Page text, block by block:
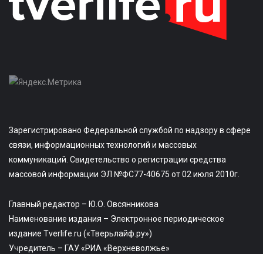
Зарегистрировано Федеральной службой по надзору в сфере
связи, информационных технологий и массовых
коммуникаций. Свидетельство о регистрации средства
массовой информации ЭЛ №ФС77-40675 от 02 июля 2010г.
Главный редактор – Ю.О. Овсянникова
Наименование издания – Электронное периодическое
издание Tverlife.ru («Тверьлайф.ру»)
Учредитель – ГАУ «РИА «Верхневолжье»